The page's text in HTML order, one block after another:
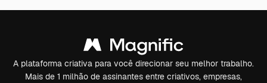
A plataforma criativa para você direcionar seu melhor trabalho.
Mais de 1 milhão de assinantes entre criativos, empresas,